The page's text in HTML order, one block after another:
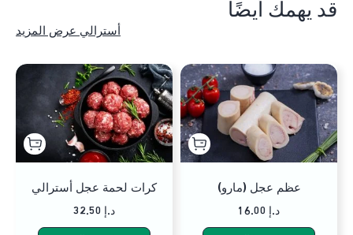
قد يهمك أيضًا
أسترالي عرض المزيد
عظم عجل (مارو)
16.00 د.إ
كرات لحمة عجل أسترالي
32.50 د.إ